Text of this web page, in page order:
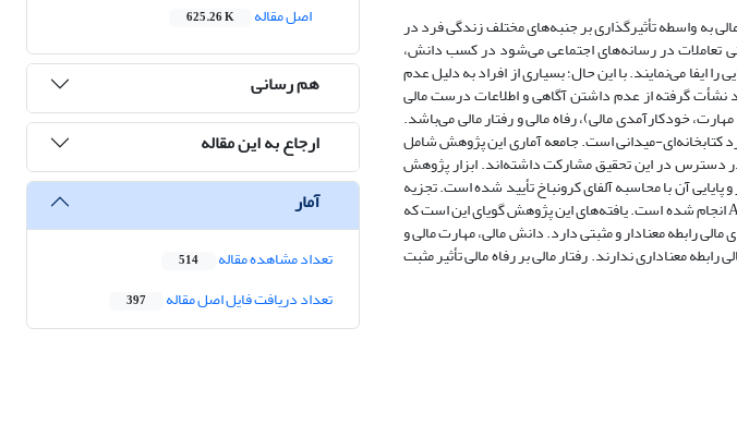
به واسطه تأثیرگذاری بر جنبه‌های مختلف زندگی فرد در
تعاملات در رسانه‌های اجتماعی می‌شود در کسب دانش،
می‌نمایند. با این حال؛ بسیاری از افراد به دلیل عدم
نشأت گرفته از عدم داشتن آگاهی و اطلاعات درست مالی
خودکارآمدی مالی)، رفاه مالی و رفتار مالی می‌باشد.
میدانی است. جامعه آماری این پژوهش شامل
و با روش نمونه‌گیری در دسترس در این تحقیق مشارکت داشته‌اند. ابزار پژوهش
پایایی آن با محاسبه آلفای کرونباخ تأیید شده است. تجزیه
و تحلیل داده‌ها با استفاده از نرم افزار SPSS22 و آزمون فرضیه‌ها با تکنیک مدل‌سازی معادلات ساختاری و نرم افزار AMOS انجام شده ‌است. یافته‌های این پژوهش گویای این است که
رابطه معنادار و مثبتی دارد. دانش مالی، مهارت مالی و
معناداری ندارند. رفتار مالی بر رفاه مالی تأثیر مثبت
اصل مقاله
625.26 K
هم رسانی
ارجاع به این مقاله
آمار
تعداد مشاهده مقاله 514
تعداد دریافت فایل اصل مقاله 397